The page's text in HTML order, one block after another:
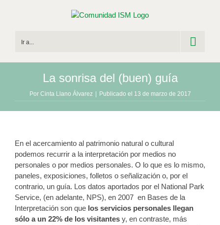
Ir a...
La sonrisa del (buen) guía
Por Cinta Llano Álvarez | Publicado el 13 de marzo de 2017
En el acercamiento al patrimonio natural o cultural
podemos recurrir a la interpretación por medios no
personales o por medios personales. O lo que es lo mismo,
paneles, exposiciones, folletos o señalización o, por el
contrario, un guía. Los datos aportados por el National Park
Service, (en adelante, NPS), en 2007 en Bases de la
Interpretación son que los servicios personales llegan
sólo a un 22% de los visitantes y, en contraste, más